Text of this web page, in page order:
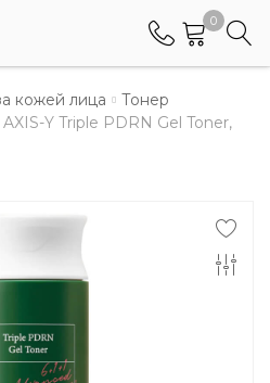
0
граждан
кожей лица
Тонер
Y Triple PDRN Gel Toner,